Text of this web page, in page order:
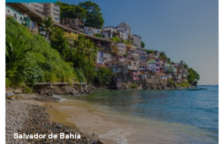
Salvador de Bahía